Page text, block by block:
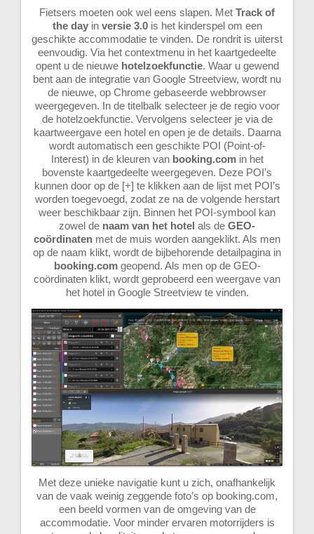
Fietsers moeten ook wel eens slapen. Met Track of
the dayin versie 3.0is het kinderspel om een
geschikte accommodatie te vinden. De rondrit is uiterst
eenvoudig. Via het contextmenu in het kaartgedeelte
opent u de nieuwe hotelzoekfunctie. Waar u gewend
bent aan de integratie van Google Streetview, wordt nu
de nieuwe, op Chrome gebaseerde webbrowser
weergegeven. In de titelbalk selecteer je de regio voor
de hotelzoekfunctie. Vervolgens selecteer je via de
kaartweergave een hotel en open je de details. Daarna
wordt automatisch een geschikte POI (Point-of-
Interest) in de kleuren van booking.comin het
bovenste kaartgedeelte weergegeven. Deze POI’s
kunnen door op de [+] te klikken aan de lijst met POI’s
worden toegevoegd, zodat ze na de volgende herstart
weer beschikbaar zijn. Binnen het POI-symbool kan
zowel de naam van het hotel als de GEO-
coördinaten met de muis worden aangeklikt. Als men
op de naam klikt, wordt de bijbehorende detailpagina in
booking.comgeopend. Als men op de GEO-
coördinaten klikt, wordt geprobeerd een weergave van
het hotel in Google Streetview te vinden.
Met deze unieke navigatie kunt u zich, onafhankelijk
van de vaak weinig zeggende foto’s op booking.com,
een beeld vormen van de omgeving van de
accommodatie. Voor minder ervaren motorrijders is